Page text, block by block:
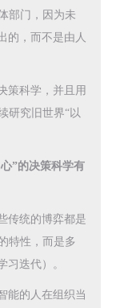
部门，因为未
的，而不是由人
策科学，并且用
研究旧世界“以
”的决策科学有
传统的博弈都是
特性，而是多
习迭代）。
能的人在组织当